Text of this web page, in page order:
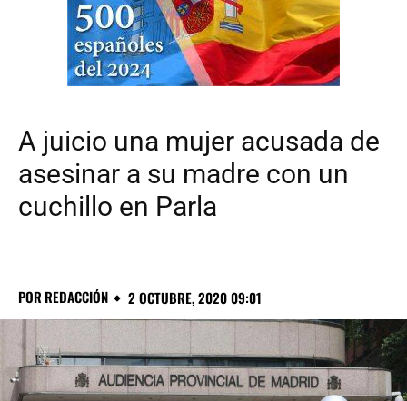
A juicio una mujer acusada de
asesinar a su madre con un
cuchillo en Parla
POR REDACCIÓN 2 OCTUBRE, 2020 09:01